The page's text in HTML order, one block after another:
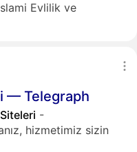
Evlilik ve
— Telegraph
Siteleri -
hizmetimiz sizin